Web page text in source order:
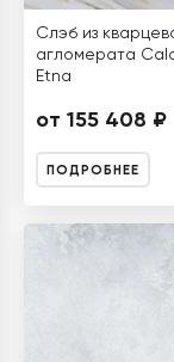
Слэб из
агломерата
Etna
от 155 408 ₽
ПОДРОБНЕЕ